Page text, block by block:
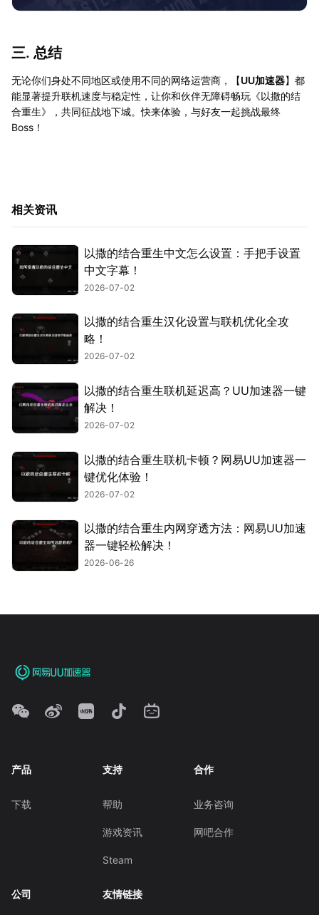
三. 总结
无论你们身处不同地区或使用不同的网络运营商，【UU加速器】都
能显著提升联机速度与稳定性，让你和伙伴无障碍畅玩《以撒的结
合重生》，共同征战地下城。快来体验，与好友一起挑战最终
Boss！
相关资讯
以撒的结合重生中文怎么设置：手把手设置
中文字幕！
2026-07-02
以撒的结合重生汉化设置与联机优化全攻
略！
2026-07-02
以撒的结合重生联机延迟高？UU加速器一键
解决！
2026-07-02
以撒的结合重生联机卡顿？网易UU加速器一
键优化体验！
2026-07-02
以撒的结合重生内网穿透方法：网易UU加速
器一键轻松解决！
2026-06-26
产品
下载
支持
帮助
游戏资讯
Steam
合作
业务咨询
网吧合作
公司 友情链接